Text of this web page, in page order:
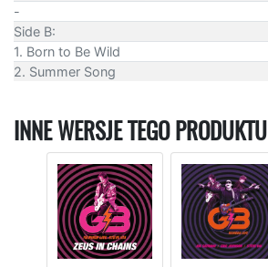
-
Side B:
1. Born to Be Wild
2. Summer Song
INNE WERSJE TEGO PRODUKTU